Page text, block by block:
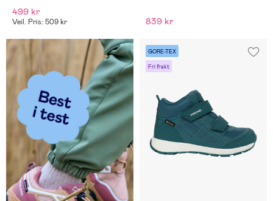
499 kr
Veil. Pris: 509 kr 839 kr
GORE-TEX
Fri frakt